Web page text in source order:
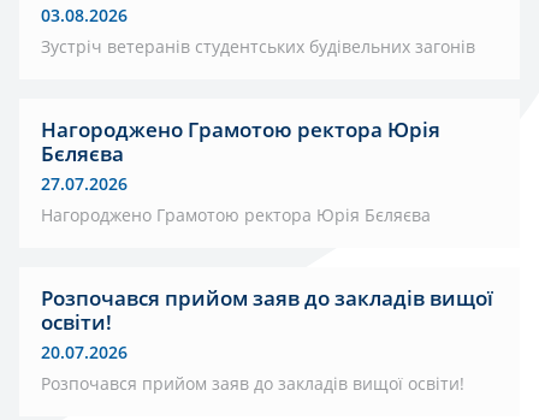
03.08.2026
Зустріч ветеранів студентських будівельних загонів
Нагороджено Грамотою ректора Юрія
Бєляєва
27.07.2026
Нагороджено Грамотою ректора Юрія Бєляєва
Розпочався прийом заяв до закладів вищої
освіти!
20.07.2026
Розпочався прийом заяв до закладів вищої освіти!